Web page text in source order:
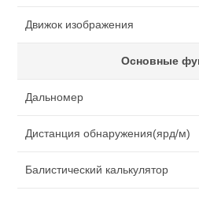
Движок изображения
Основные
Дальномер
Дистанция обнаружения(ярд/м)
Балистический калькулятор